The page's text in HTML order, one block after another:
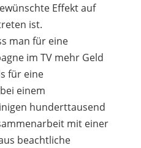
Effekt auf
ist.
man für eine
im TV mehr Geld
für eine
einem
hunderttausend
mit einer
beachtliche